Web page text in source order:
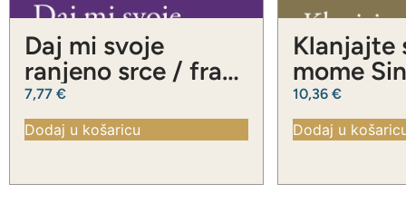
Daj mi svoje
ranjeno srce / fra
Slavko Barbarić
7,77 €
Dodaj u košaricu
Klanjajte
mome
Slavko
10,36 €
Dodaj u